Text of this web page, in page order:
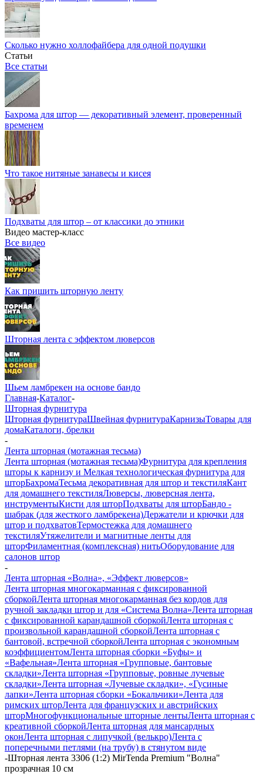
Сколько нужно холлофайбера для одной подушки
Статьи
Все статьи
Бахрома для штор — декоративный элемент, проверенный
временем
Что такое нитяные занавесы и кисея
Подхваты для штор – от классики до этники
Видео мастер-класс
Все видео
Как пришить шторную ленту
Шторная лента с эффектом люверсов
Шьем ламбрекен на основе бандо
Главная-Каталог-
Шторная фурнитура
Шторная фурнитураШвейная фурнитураКарнизыТовары для
домаКаталоги, брелки
-
Лента шторная (мотажная тесьма)
Лента шторная (мотажная тесьма)Фурнитура для крепления
шторы к карнизу и Мелкая технологическая фурнитура для
шторБахромаТесьма декоративная для штор и текстиляКант
для домашнего текстиляЛюверсы, люверсная лента,
инструментыКисти для шторПодхваты для шторБандо -
шабрак (для жесткого ламбрекена)Держатели и крючки для
штор и подхватовТермостежка для домашнего
текстиляУтяжелители и магнитные ленты для
шторФиламентная (комплексная) нитьОборудование для
салонов штор
-
Лента шторная «Волна», «Эффект люверсов»
Лента шторная многокарманная с фиксированной
сборкойЛента шторная многокарманная без кордов для
ручной закладки штор и для «Система Волна»Лента шторная
с фиксированной карандашной сборкойЛента шторная с
произвольной карандашной сборкойЛента шторная с
бантовой, встречной сборкойЛента шторная с экономным
коэффициентомЛента шторная сборки «Буфы» и
«Вафельная»Лента шторная «Групповые, бантовые
складки»Лента шторная «Групповые, ровные лучевые
складки»Лента шторная «Лучевые складки», «Гусиные
лапки»Лента шторная сборки «Бокальчики»Лента для
римских шторЛента для французских и австрийских
шторМногофункциональные шторные лентыЛента шторная с
креативной сборкойЛента шторная для мансардных
оконЛента шторная с липучкой (велькро)Лента с
поперечными петлями (на трубу) в стянутом виде
-Шторная лента 3306 (1:2) MirTenda Premium "Волна"
прозрачная 10 см